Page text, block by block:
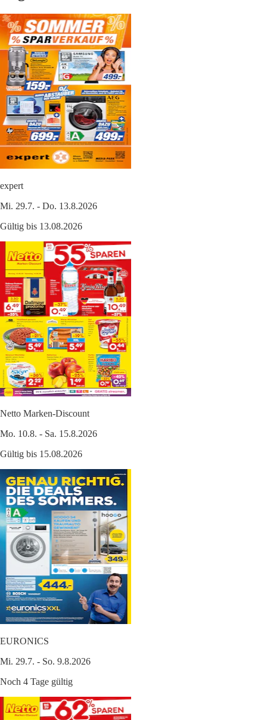
expert
Mi. 29.7. - Do. 13.8.2026
Gültig bis 13.08.2026
Netto Marken-Discount
Mo. 10.8. - Sa. 15.8.2026
Gültig bis 15.08.2026
EURONICS
Mi. 29.7. - So. 9.8.2026
Noch 4 Tage gültig